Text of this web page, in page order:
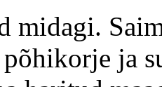
midagi.
ja